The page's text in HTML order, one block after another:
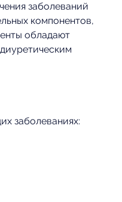
заболеваний
компонентов,
обладают
заболеваниях: